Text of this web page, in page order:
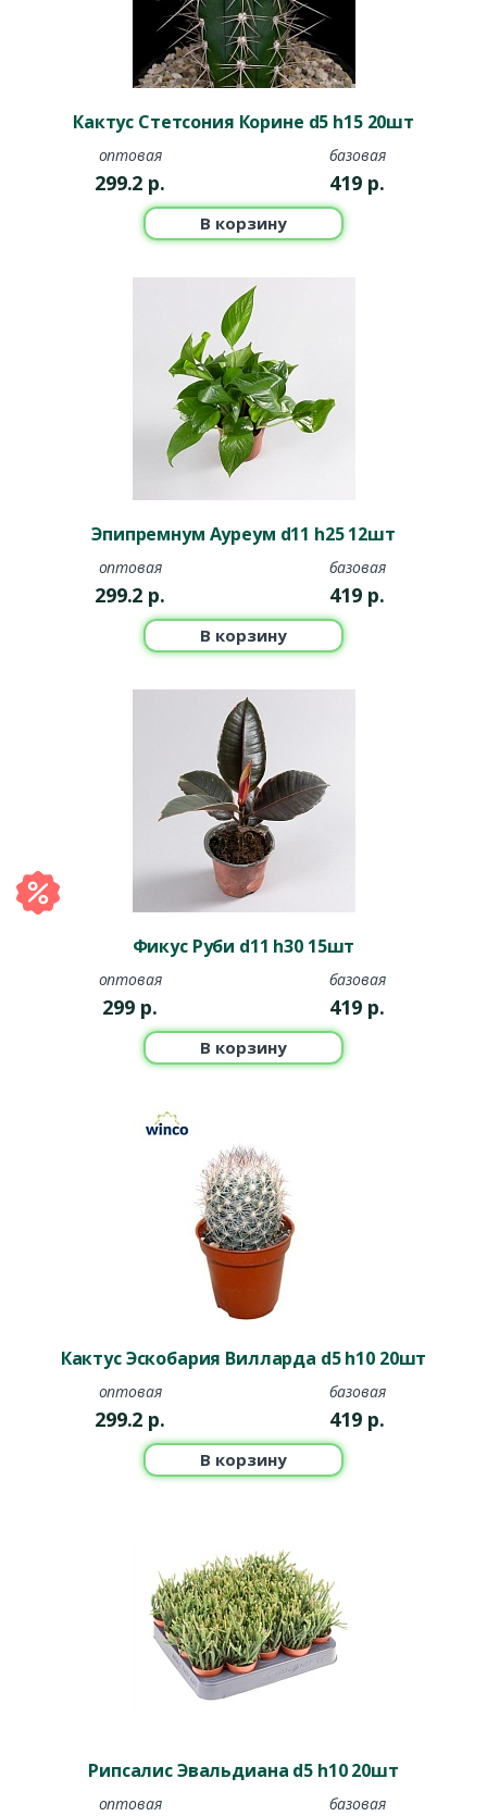
Кактус Стетсония Корине d5 h15 20шт
оптовая
299.2 р.
базовая
419 р.
В корзину
Эпипремнум Ауреум d11 h25 12шт
оптовая
299.2 р.
базовая
419 р.
В корзину
Фикус Руби d11 h30 15шт
оптовая
299 р.
базовая
419 р.
В корзину
Кактус Эскобария Вилларда d5 h10 20шт
оптовая
299.2 р.
базовая
419 р.
В корзину
Рипсалис Эвальдиана d5 h10 20шт
оптовая базовая